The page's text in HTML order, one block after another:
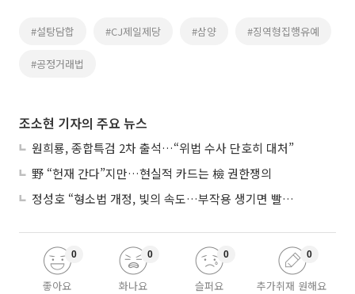
#설탕담합 #CJ제일제당 #삼양 #징역형집행유예
#공정거래법
조소현 기자의 주요 뉴스
원희룡, 종합특검 2차 출석…“위법 수사 단호히 대처”
野 “헌재 간다”지만…현실적 카드는 檢 권한쟁의
정성호 “형소법 개정, 빛의 속도…부작용 생기면 빨리 고쳐야”
좋아요
0
화나요
0
슬퍼요
0
추가취재 원해요
0